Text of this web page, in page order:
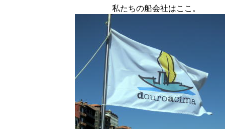
私たちの船会社はここ。